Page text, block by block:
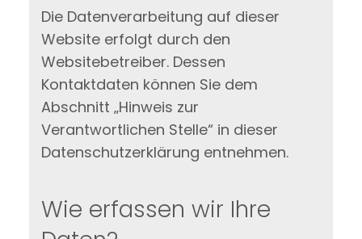
Die Datenverarbeitung auf dieser
Website erfolgt durch den
Websitebetreiber. Dessen
Kontaktdaten können Sie dem
Abschnitt „Hinweis zur
Verantwortlichen Stelle“ in dieser
Datenschutzerklärung entnehmen.
Wie erfassen wir Ihre